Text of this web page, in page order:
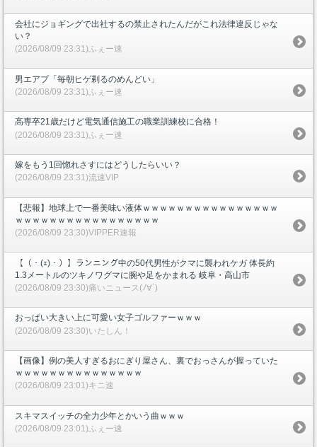
会社にジョギングで出社するの禁止されたんだがこれ法律違反じゃな
い？
(2026/08/09 23:31)ふぇー速
男エアプ「毎朝ヒゲ剃るのめんどい」
(2026/08/09 23:31)ふぇー速
高専卒21歳だけど電気通信施工の職業訓練校に合格！
(2026/08/09 23:31)ふぇー速
嫁をもう1回惚れさすにはどうしたらいい？
(2026/08/09 23:31)流速VIP
【悲報】地球上で一番美味い液体ｗｗｗｗｗｗｗｗｗｗｗｗｗｗｗｗ
ｗｗｗｗｗｗｗｗｗｗｗｗｗｗｗｗｗ
(2026/08/09 23:30)VIPPER速報
【（・(ｪ)・）】ランニング中の50代男性がクマに襲われケガ 体長約
1.3メートルのツキノワグマに腕や足をかまれる 岐阜・高山市
(2026/08/09 23:30)痛いニュース(ﾉ∀`)
おっぱい大きい上に可愛い女子ゴルファーｗｗｗ
(2026/08/09 23:30)いたしん！
【画像】例の美人すぎるおにぎり屋さん、裏でおっさんが握っていた
ｗｗｗｗｗｗｗｗｗｗｗｗｗｗｗ
(2026/08/09 23:01)キニ速
スキマスイッチの全力少年とかいう曲ｗｗｗ
(2026/08/09 23:01)ふぇー速